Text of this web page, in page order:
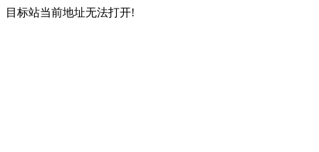
目标站当前地址无法打开!